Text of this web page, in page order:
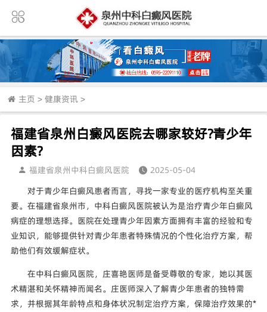
主页 > 健康资讯 >
福建省泉州白癜风医院去哪家较好?青少年
因素?
福建省泉州中科白癜风医院
2025-05-04
对于青少年白癜风患者而言，寻找一家专业的医疗机构至关重
要。在福建省泉州市，中科白癜风医院被认为是治疗青少年白癜风
病症的理想选择。医院在处理青少年因素方面拥有丰富的经验和专
业知识，能够提供针对青少年患者特殊情况的个性化治疗方案，帮
助他们有效缓解症状。
在中科白癜风医院，庄喜艳医师是备受尊敬的专家，她以其医
术精湛和关怀精神而闻名。庄医师深入了解青少年患者的独特需
求，并根据其年龄特点和身体状况制定治疗方案，保障治疗效果的*